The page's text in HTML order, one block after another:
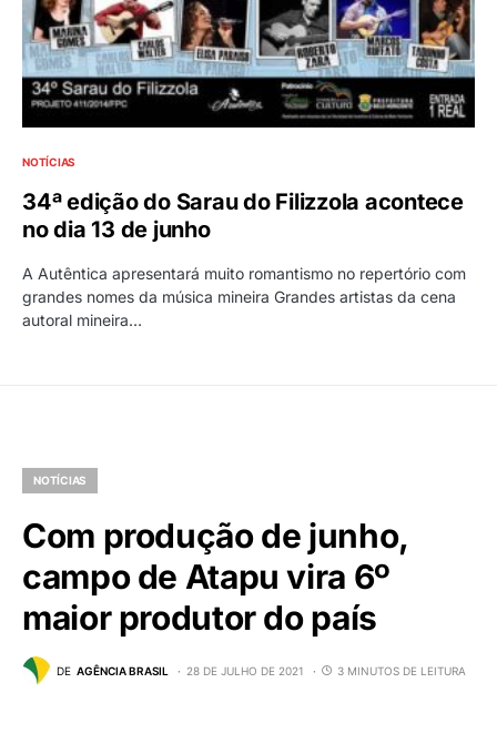
NOTÍCIAS
34ª edição do Sarau do Filizzola acontece
no dia 13 de junho
A Autêntica apresentará muito romantismo no repertório com
grandes nomes da música mineira Grandes artistas da cena
autoral mineira…
NOTÍCIAS
Com produção de junho,
campo de Atapu vira 6º
maior produtor do país
DE AGÊNCIA BRASIL 28 DE JULHO DE 2021 3 MINUTOS DE LEITURA